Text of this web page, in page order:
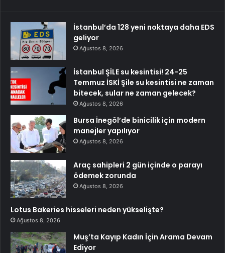
İstanbul’da 128 yeni noktaya daha EDS
geliyor
Ağustos 8, 2026
İstanbul ŞİLE su kesintisi! 24-25
Temmuz İSKİ Şile su kesintisi ne zaman
bitecek, sular ne zaman gelecek?
Ağustos 8, 2026
Bursa İnegöl’de binicilik için modern
manejler yapılıyor
Ağustos 8, 2026
Araç sahipleri 2 gün içinde o parayı
ödemek zorunda
Ağustos 8, 2026
Lotus Bakeries hisseleri neden yükselişte?
Ağustos 8, 2026
Muş’ta Kayıp Kadın İçin Arama Devam
Ediyor